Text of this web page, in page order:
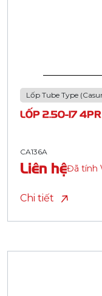
Lốp Tube Type
LỐP 2.50-17
CA136A
Liên hệĐã tính
Chi tiết